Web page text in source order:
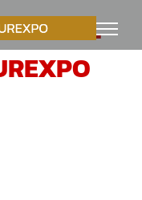
NOËL